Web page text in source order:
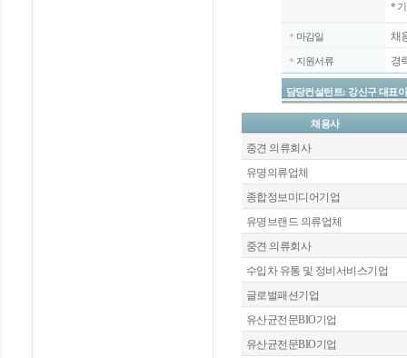
*
마감일 채
지원서류 경
담당컨설턴트: 강신구 대표
채용사
중견 의류회사
유명의류업체
종합정보미디어기업
유명브랜드 의류업체
중견 의류회사
수입차 유통 및 정비서비스기업
글로벌패션기업
유산균전문BIO기업
유산균전문BIO기업